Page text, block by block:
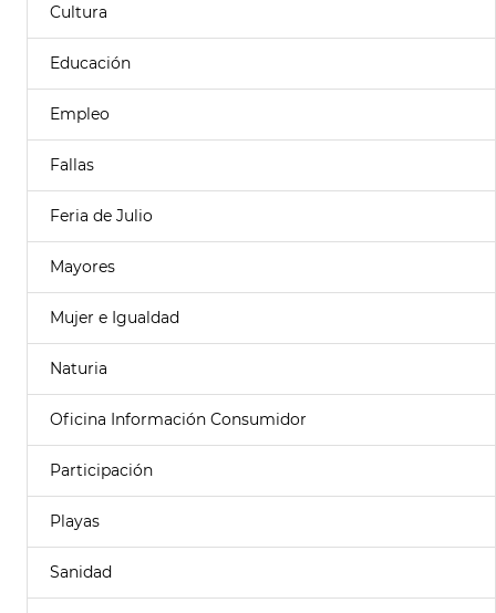
Cultura
Educación
Empleo
Fallas
Feria de Julio
Mayores
Mujer e Igualdad
Naturia
Oficina Información Consumidor
Participación
Playas
Sanidad